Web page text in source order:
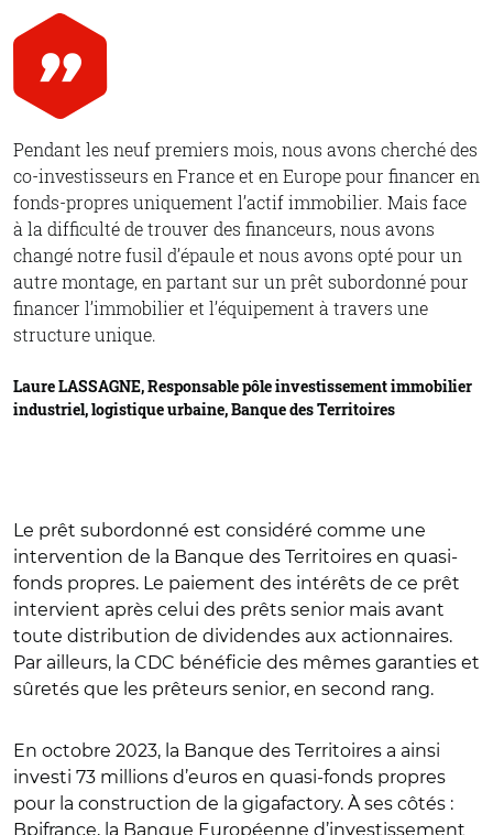
Pendant les neuf premiers mois, nous avons cherché des
co-investisseurs en France et en Europe pour financer en
fonds-propres uniquement l’actif immobilier. Mais face
à la difficulté de trouver des financeurs, nous avons
changé notre fusil d’épaule et nous avons opté pour un
autre montage, en partant sur un prêt subordonné pour
financer l’immobilier et l’équipement à travers une
structure unique.
Laure LASSAGNE, Responsable pôle investissement immobilier
industriel, logistique urbaine, Banque des Territoires
Le prêt subordonné est considéré comme une
intervention de la Banque des Territoires en quasi-
fonds propres. Le paiement des intérêts de ce prêt
intervient après celui des prêts senior mais avant
toute distribution de dividendes aux actionnaires.
Par ailleurs, la CDC bénéficie des mêmes garanties et
sûretés que les prêteurs senior, en second rang.
En octobre 2023, la Banque des Territoires a ainsi
investi 73 millions d’euros en quasi-fonds propres
pour la construction de la gigafactory. À ses côtés :
Bpifrance, la Banque Européenne d’investissement